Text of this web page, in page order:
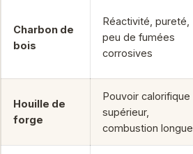
Charbon de
bois
Réactivité, pureté,
peu de fumées
corrosives
Houille de
forge
Pouvoir calorifique
supérieur,
combustion longue